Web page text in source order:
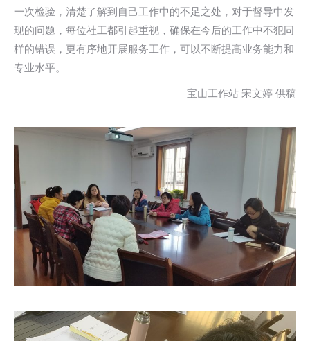
一次检验，清楚了解到自己工作中的不足之处，对于督导中发
现的问题，每位社工都引起重视，确保在今后的工作中不犯同
样的错误，更有序地开展服务工作，可以不断提高业务能力和
专业水平。
宝山工作站 宋文婷 供稿